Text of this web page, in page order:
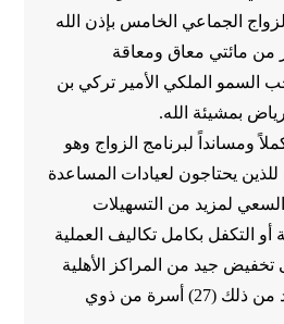
الجماعي الخامس بإذن الله
من مائتي معاق ومعاقة
الملكي الأمير تركي بن
بمشيئة الله.
ومسانداً لبرنامج الزواج وهو
يحتاجون لعيادات المساعدة
لمزيد من التسهيلات
التكفل بكامل تكاليف العملية
جيد من المراكز الأهلية
المتخصصة، وقد استفاد من ذلك (27) أسرة من ذوي